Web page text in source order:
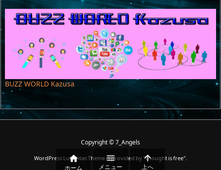
BUZZ WORLD Kazusa
Copyright ©7_Angels
WordPress Luxeritas Theme is provided by "Thought is free".

ホーム

メニュー

上へ